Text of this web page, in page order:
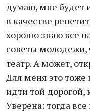
думаю, мне будет
в качестве
хорошо знаю все
советы молодежи,
театр. А может,
Для меня это тоже
идти той дорогой,
Уверена: тогда все